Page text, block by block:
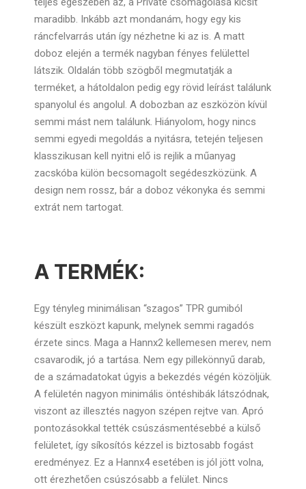
maradibb. Inkább azt mondanám, hogy egy kis
ráncfelvarrás után így nézhetne ki az is. A matt
doboz elején a termék nagyban fényes felülettel
látszik. Oldalán több szögből megmutatják a
terméket, a hátoldalon pedig egy rövid leírást találunk
spanyolul és angolul. A dobozban az eszközön kívül
semmi mást nem találunk. Hiányolom, hogy nincs
semmi egyedi megoldás a nyitásra, tetején teljesen
klasszikusan kell nyitni elő is rejlik a műanyag
zacskóba külön becsomagolt segédeszközünk. A
design nem rossz, bár a doboz vékonyka és semmi
extrát nem tartogat.
A TERMÉK:
Egy tényleg minimálisan “szagos” TPR gumiból
készült eszközt kapunk, melynek semmi ragadós
érzete sincs. Maga a Hannx2 kellemesen merev, nem
csavarodik, jó a tartása. Nem egy pillekönnyű darab,
de a számadatokat úgyis a bekezdés végén közöljük.
A felületén nagyon minimális öntéshibák látszódnak,
viszont az illesztés nagyon szépen rejtve van. Apró
pontozásokkal tették csúszásmentésebbé a külső
felületet, így síkosítós kézzel is biztosabb fogást
eredményez. Ez a Hannx4 esetében is jól jött volna,
ott érezhetően csúszósabb a felület. Nincs